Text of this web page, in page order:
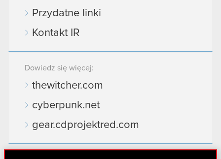
Przydatne linki
Kontakt IR
Dowiedz się więcej:
thewitcher.com
cyberpunk.net
gear.cdprojektred.com